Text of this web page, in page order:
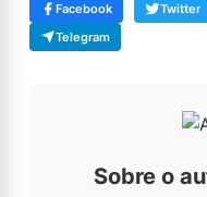
Facebook Twitter
Telegram
Sobre o